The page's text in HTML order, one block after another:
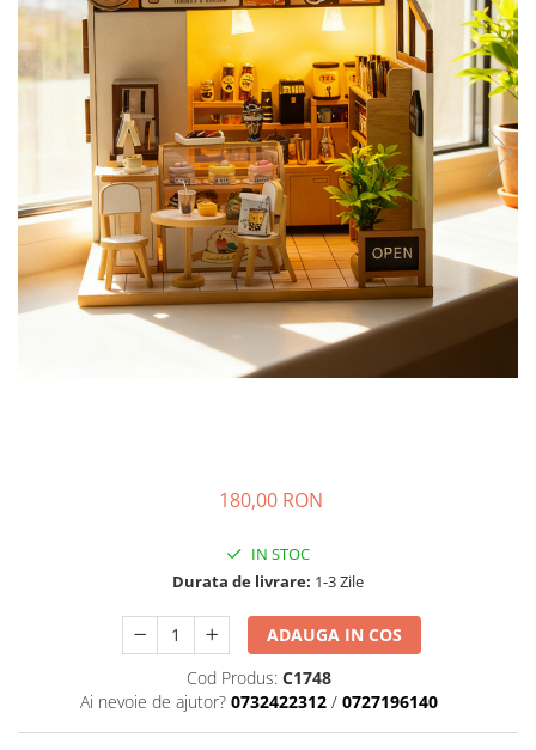
180,00 RON
IN STOC
Durata de livrare: 1-3 Zile
ADAUGA IN COS
Cod Produs: C1748
Ai nevoie de ajutor? 0732422312 / 0727196140